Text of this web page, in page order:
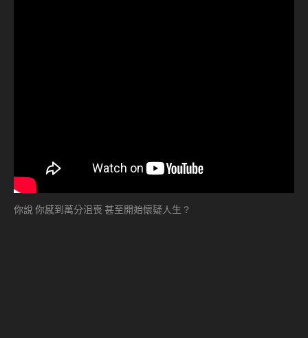
你說 你感到萬分沮喪 甚至開始懷疑人生？